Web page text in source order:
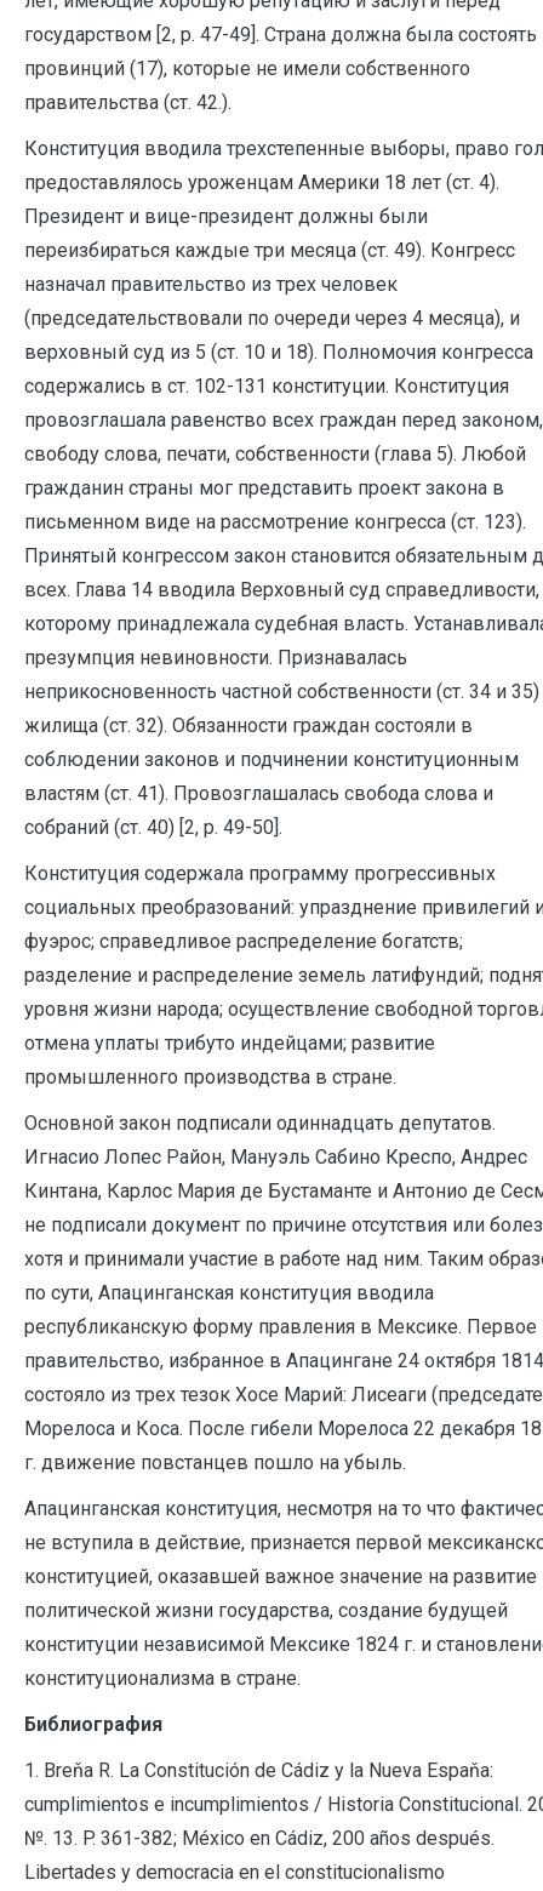
государством [2, р. 47-49]. Страна должна была состоять
провинций (17), которые не имели собственного
правительства (ст. 42.).
Конституция вводила трехстепенные выборы, право
предоставлялось уроженцам Америки 18 лет (ст. 4).
Президент и вице-президент должны были
переизбираться каждые три месяца (ст. 49). Конгресс
назначал правительство из трех человек
(председательствовали по очереди через 4 месяца), и
верховный суд из 5 (ст. 10 и 18). Полномочия конгресса
содержались в ст. 102-131 конституции. Конституция
провозглашала равенство всех граждан перед законом,
свободу слова, печати, собственности (глава 5). Любой
гражданин страны мог представить проект закона в
письменном виде на рассмотрение конгресса (ст. 123).
Принятый конгрессом закон становится обязательным
всех. Глава 14 вводила Верховный суд справедливости,
которому принадлежала судебная власть.
презумпция невиновности. Признавалась
неприкосновенность частной собственности (ст. 34 и
жилища (ст. 32). Обязанности граждан состояли в
соблюдении законов и подчинении конституционным
властям (ст. 41). Провозглашалась свобода слова и
собраний (ст. 40) [2, р. 49-50].
Конституция содержала программу прогрессивных
социальных преобразований: упразднение привилегий
фуэрос; справедливое распределение богатств;
разделение и распределение земель латифундий;
уровня жизни народа; осуществление свободной
отмена уплаты трибуто индейцами; развитие
промышленного производства в стране.
Основной закон подписали одиннадцать депутатов.
Игнасио Лопес Район, Мануэль Сабино Креспо, Андрес
Кинтана, Карлос Мария де Бустаманте и Антонио де
не подписали документ по причине отсутствия или
хотя и принимали участие в работе над ним. Таким
по сути, Апацинганская конституция вводила
республиканскую форму правления в Мексике. Первое
правительство, избранное в Апацингане 24 октября
состояло из трех тезок Хосе Марий: Лисеаги
Морелоса и Коса. После гибели Морелоса 22 декабря
г. движение повстанцев пошло на убыль.
Апацинганская конституция, несмотря на то что
не вступила в действие, признается первой
конституцией, оказавшей важное значение на развитие
политической жизни государства, создание будущей
конституции независимой Мексике 1824 г. и
конституционализма в стране.
Библиография
1. Breňa R. La Constitución de Cádiz y la Nueva Espaňa:
cumplimientos e incumplimientos / Historia Constitucional.
№. 13. P. 361-382; México en Cádiz, 200 años después.
Libertades y democracia en el constitucionalismo